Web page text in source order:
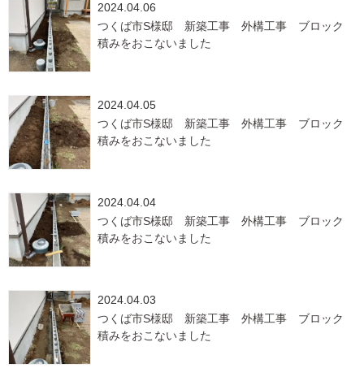
2024.04.06
つくば市S様邸 新築工事 外構工事 ブロック
積みをおこないました
2024.04.05
つくば市S様邸 新築工事 外構工事 ブロック
積みをおこないました
2024.04.04
つくば市S様邸 新築工事 外構工事 ブロック
積みをおこないました
2024.04.03
つくば市S様邸 新築工事 外構工事 ブロック
積みをおこないました